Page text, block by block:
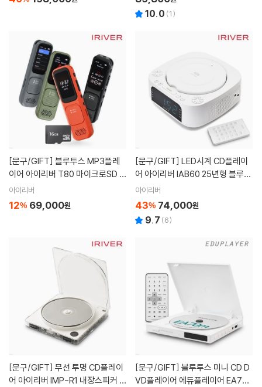
10.0 (1)
[문구/GIFT]
이어 아이리버 T80 마이크로SD 1
6GB
아이리버
12% 69,000원
[문구/GIFT]
어 아이리버 IAB60 25년형 블루투
스 IN OUT
아이리버
43% 74,000원
9.7 (6)
[문구/GIFT]
어 아이리버 IMP-R1 내장스피커 블
[문구/GIFT]
VD플레이어 에듀플레이어 EA70